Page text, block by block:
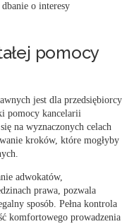
dbanie o interesy
pomocy
jest dla przedsiębiorcy
pomocy kancelarii
na wyznaczonych celach
kroków, które mogłyby
adwokatów,
prawa, pozwala
sposób. Pełna kontrola
komfortowego prowadzenia